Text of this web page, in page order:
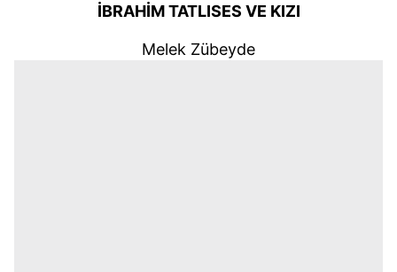
İBRAHİM TATLISES VE KIZI
Melek Zübeyde